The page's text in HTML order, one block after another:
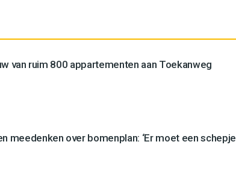
van ruim 800 appartementen aan Toekanweg
meedenken over bomenplan: ‘Er moet een schepje